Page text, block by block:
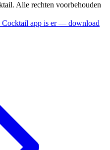
Alle rechten voorbehouden
Cocktail app is er — download